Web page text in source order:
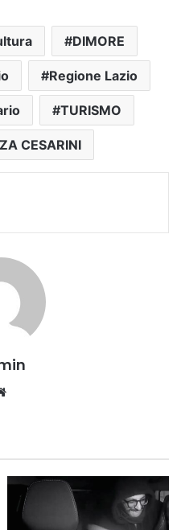
DIMORE
Regione Lazio
TURISMO
CESARINI